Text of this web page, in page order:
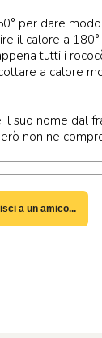
per dare
il calore a
tutti i
a calore
suo nome dal
non ne
a un amico...